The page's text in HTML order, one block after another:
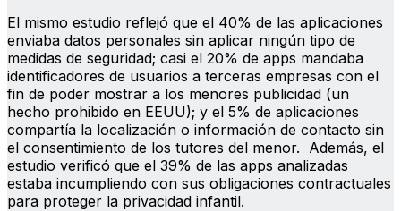
El mismo estudio reflejó que el 40% de las aplicaciones
enviaba datos personales sin aplicar ningún tipo de
medidas de seguridad; casi el 20% de apps mandaba
identificadores de usuarios a terceras empresas con el
fin de poder mostrar a los menores publicidad (un
hecho prohibido en EEUU); y el 5% de aplicaciones
compartía la localización o información de contacto sin
el consentimiento de los tutores del menor. Además, el
estudio verificó que el 39% de las apps analizadas
estaba incumpliendo con sus obligaciones contractuales
para proteger la privacidad infantil.